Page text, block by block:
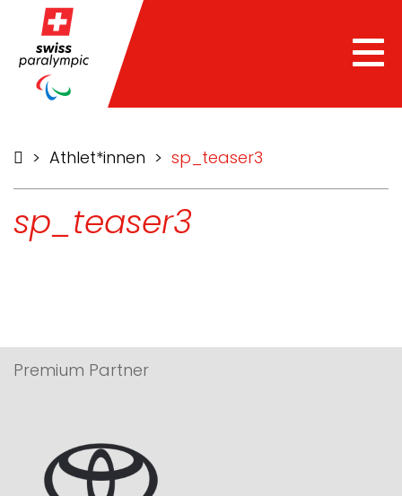
> Athlet*innen > sp_teaser3
sp_teaser3
Premium Partner